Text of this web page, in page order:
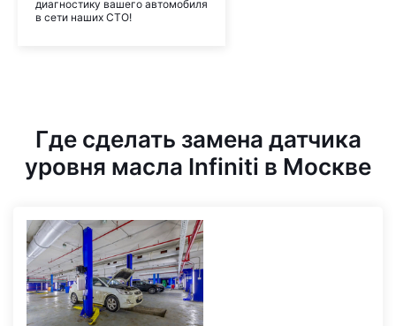
диагностику вашего автомобиля
в сети наших СТО!
Где сделать замена датчика
уровня масла Infiniti в Москве